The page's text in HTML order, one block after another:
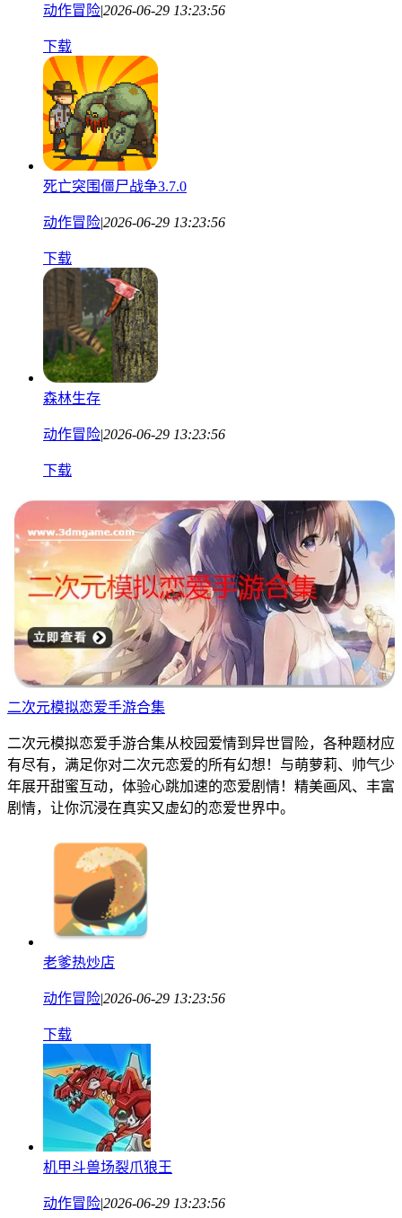
动作冒险|2026-06-29 13:23:56
下载
死亡突围僵尸战争3.7.0
动作冒险|2026-06-29 13:23:56
下载
森林生存
动作冒险|2026-06-29 13:23:56
下载
二次元模拟恋爱手游合集
二次元模拟恋爱手游合集从校园爱情到异世冒险，各种题材应
有尽有，满足你对二次元恋爱的所有幻想！与萌萝莉、帅气少
年展开甜蜜互动，体验心跳加速的恋爱剧情！精美画风、丰富
剧情，让你沉浸在真实又虚幻的恋爱世界中。
老爹热炒店
动作冒险|2026-06-29 13:23:56
下载
机甲斗兽场裂爪狼王
动作冒险|2026-06-29 13:23:56